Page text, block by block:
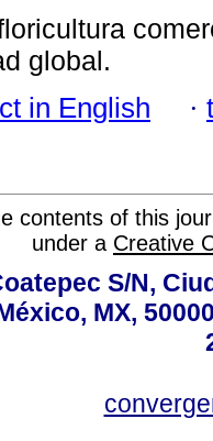
global.
in English ·
contents of this
under a Creative
S/N,
MX,